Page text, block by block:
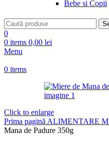
Bebe si Copii
0
0 items 0,00 lei
Menu
0 items
Click to enlarge
Prima paginăALIMENTARE
Mana de Padure 350g